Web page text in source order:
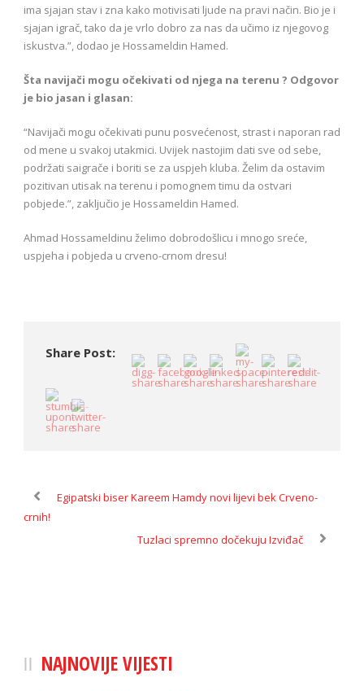
ima sjajan stav i zna kako motivisati ljude na pravi način. Bio je i
sjajan igrač, tako da je vrlo dobro za nas da učimo iz njegovog
iskustva.”, dodao je Hossameldin Hamed.
Šta navijači mogu očekivati od njega na terenu ? Odgovor
je bio jasan i glasan:
“Navijači mogu očekivati punu posvećenost, strast i naporan rad
od mene u svakoj utakmici. Uvijek nastojim dati sve od sebe,
podržati saigrače i boriti se za uspjeh kluba. Želim da ostavim
pozitivan utisak na terenu i pomognem timu da ostvari
pobjede.”, zaključio je Hossameldin Hamed.
Ahmad Hossameldinu želimo dobrodošlicu i mnogo sreće,
uspjeha i pobjeda u crveno-crnom dresu!
Share Post:
Egipatski biser Kareem Hamdy novi lijevi bek Crveno-
crnih!
Tuzlaci spremno dočekuju Izviđač
NAJNOVIJE VIJESTI